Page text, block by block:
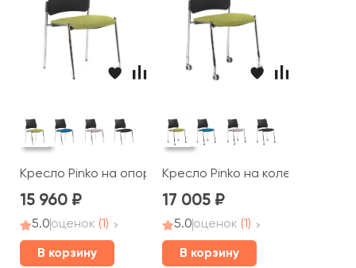
Кресло Pinko на опорах
15 960
5.0оценок (1)
В корзину
Кресло Pinko на колесах
17 005
5.0оценок (1)
В корзину